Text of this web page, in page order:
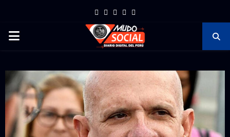
a
c
b
o
o
k
w
i
t
e
r
n
s
g
r
a
m
i
n
e
r
e
s
t
o
u
e
P
I
M